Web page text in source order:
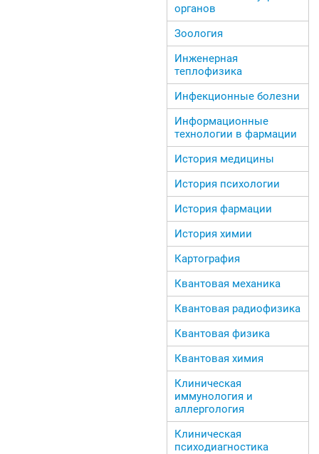
органов
Зоология
Инженерная
теплофизика
Инфекционные болезни
Информационные
технологии в фармации
История медицины
История психологии
История фармации
История химии
Картография
Квантовая механика
Квантовая радиофизика
Квантовая физика
Квантовая химия
Клиническая
иммунология и
аллергология
Клиническая
психодиагностика